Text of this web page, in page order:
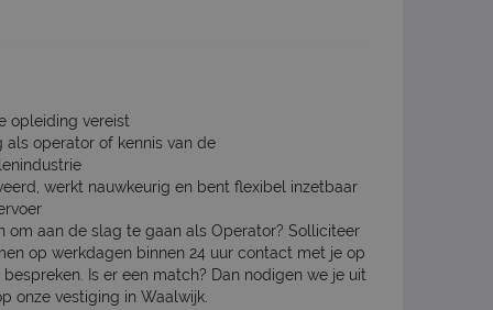
opleiding vereist
als operator of kennis van de
werkt nauwkeurig en bent flexibel inzetbaar
om aan de slag te gaan als Operator? Solliciteer
op werkdagen binnen 24 uur contact met je op
Is er een match? Dan nodigen we je uit
onze vestiging in Waalwijk.